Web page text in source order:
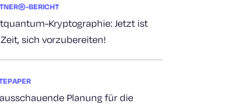
BERICHT
Kryptographie: Jetzt ist
sich vorzubereiten!
Planung für die